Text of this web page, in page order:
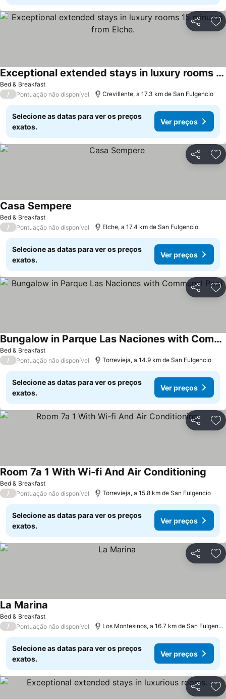
Partilhar
Bed & Breakfast
Exceptional extended stays in luxury rooms 15 minutes from Elche.
Ver preços
/ Pontuação não disponível Crevillente, a 17.3 km de San Fulgencio
Selecione as datas para ver os preços
exatos.
Ver preços
Partilhar
Bed & Breakfast
Casa Sempere
/ Pontuação não disponível Elche, a 17.4 km de San Fulgencio
Selecione as datas para ver os preços
exatos.
Ver preços
Partilhar
Bed & Breakfast
Bungalow in Parque Las Naciones with Communal Pool
Ver preços
/ Pontuação não disponível Torrevieja, a 14.9 km de San Fulgencio
Selecione as datas para ver os preços
exatos.
Ver preços
Partilhar
Bed & Breakfast
Room 7a 1 With Wi-fi And Air Conditioning
/ Pontuação não disponível Torrevieja, a 15.8 km de San Fulgencio
Selecione as datas para ver os preços
exatos.
Ver preços
Partilhar
Bed & Breakfast
La Marina
/ Pontuação não disponível Los Montesinos, a 16.7 km de San
Selecione as datas para ver os preços
exatos.
Ver preços
Partilhar